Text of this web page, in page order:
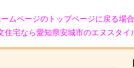
ームページのトップページに戻る場
住宅なら愛知県安城市のエヌスタイ